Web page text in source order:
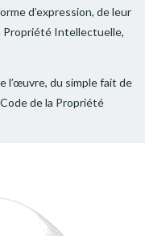
d’expression, de leur
Propriété Intellectuelle,
l’œuvre, du simple fait de
de la Propriété